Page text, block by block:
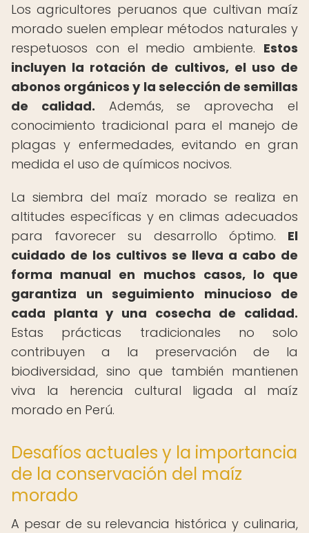
Los agricultores peruanos que cultivan maíz
morado suelen emplear métodos naturales y
respetuosos con el medio ambiente. Estos
incluyen la rotación de cultivos, el uso de
abonos orgánicos y la selección de semillas
de calidad. Además, se aprovecha el
conocimiento tradicional para el manejo de
plagas y enfermedades, evitando en gran
medida el uso de químicos nocivos.
La siembra del maíz morado se realiza en
altitudes específicas y en climas adecuados
para favorecer su desarrollo óptimo. El
cuidado de los cultivos se lleva a cabo de
forma manual en muchos casos, lo que
garantiza un seguimiento minucioso de
cada planta y una cosecha de calidad.
Estas prácticas tradicionales no solo
contribuyen a la preservación de la
biodiversidad, sino que también mantienen
viva la herencia cultural ligada al maíz
morado en Perú.
Desafíos actuales y la importancia
de la conservación del maíz
morado
A pesar de su relevancia histórica y culinaria,